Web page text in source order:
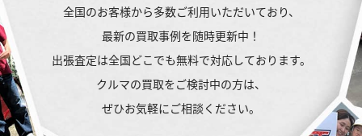
全国のお客様から多数ご利用いただいており、
最新の買取事例を随時更新中！
出張査定は全国どこでも無料で対応しております。
クルマの買取をご検討中の方は、
ぜひお気軽にご相談ください。